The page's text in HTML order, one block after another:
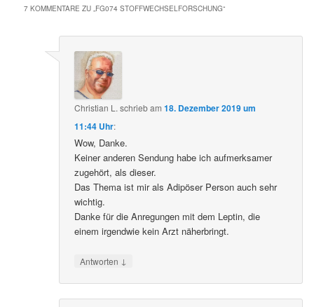
7 KOMMENTARE ZU „FG074 STOFFWECHSELFORSCHUNG“
Christian L.schriebam18. Dezember 2019 um
11:44 Uhr:
Wow, Danke.
Keiner anderen Sendung habe ich aufmerksamer
zugehört, als dieser.
Das Thema ist mir als Adipöser Person auch sehr
wichtig.
Danke für die Anregungen mit dem Leptin, die
einem irgendwie kein Arzt näherbringt.
Antworten ↓